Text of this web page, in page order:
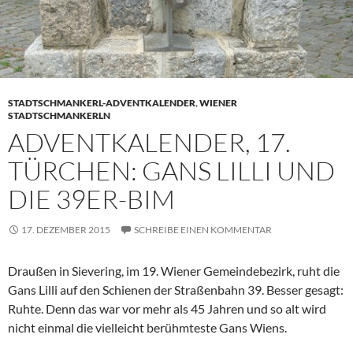
STADTSCHMANKERL-ADVENTKALENDER,WIENER
STADTSCHMANKERLN
ADVENTKALENDER, 17.
TÜRCHEN: GANS LILLI UND
DIE 39ER-BIM
17. DEZEMBER 2015 SCHREIBE EINEN KOMMENTAR
Draußen in Sievering, im 19. Wiener Gemeindebezirk, ruht die
Gans Lilli auf den Schienen der Straßenbahn 39. Besser gesagt:
Ruhte. Denn das war vor mehr als 45 Jahren und so alt wird
nicht einmal die vielleicht berühmteste Gans Wiens.